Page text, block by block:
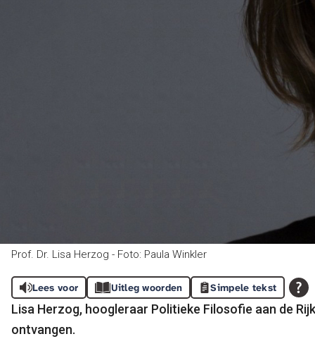
Prof. Dr. Lisa Herzog - Foto: Paula Winkler
Lees voor Uitleg woorden Simpele tekst
Lisa Herzog, hoogleraar Politieke Filosofie aan de
ontvangen.